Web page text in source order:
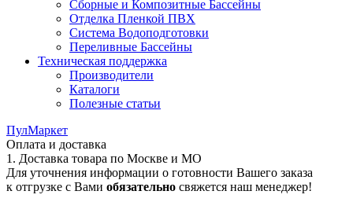
Сборные и Композитные Бассейны
Отделка Пленкой ПВХ
Система Водоподготовки
Переливные Бассейны
Техническая поддержка
Производители
Каталоги
Полезные статьи
ПулМаркет
Оплата и доставка
1. Доставка товара по Москве и МО
Для уточнения информации о готовности Вашего заказа
к отгрузке с Вами обязательно свяжется наш менеджер!